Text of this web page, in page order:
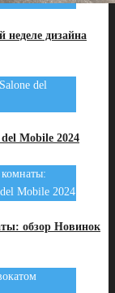
дизайна
Mobile 2024
обзор Новинок